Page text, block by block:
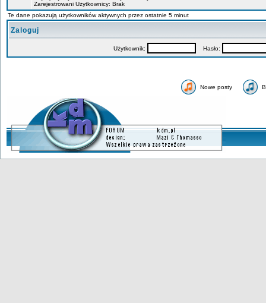
Zarejestrowani Użytkownicy: Brak
Te dane pokazują użytkowników aktywnych przez ostatnie 5 minut
Zaloguj
Użytkownik: Hasło:
Nowe posty